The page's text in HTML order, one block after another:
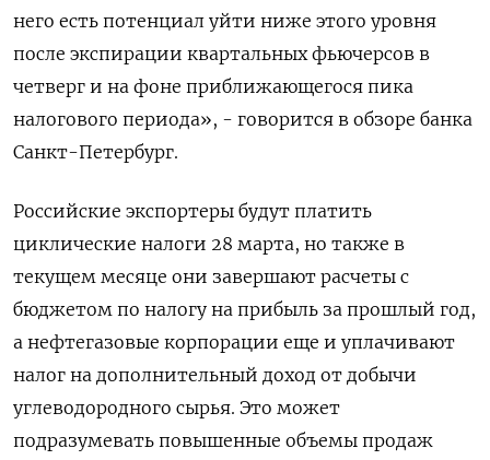
него есть потенциал уйти ниже этого уровня
после экспирации квартальных фьючерсов в
четверг и на фоне приближающегося пика
налогового периода», - говорится в обзоре банка
Санкт-Петербург.
Российские экспортеры будут платить
циклические налоги 28 марта, но также в
текущем месяце они завершают расчеты с
бюджетом по налогу на прибыль за прошлый год,
а нефтегазовые корпорации еще и уплачивают
налог на дополнительный доход от добычи
углеводородного сырья. Это может
подразумевать повышенные объемы продаж